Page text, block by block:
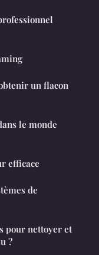
un flacon
le monde
efficace
de
pour nettoyer et
?